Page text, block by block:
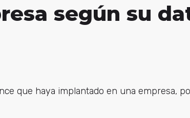
según su
que haya implantado en una empresa,